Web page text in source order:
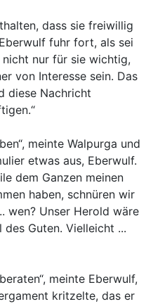
dass sie freiwillig
fuhr fort, als sei
nur für sie wichtig,
von Interesse sein. Das
diese Nachricht
meinte Walpurga und
etwas aus, Eberwulf.
dem Ganzen meinen
haben, schnüren wir
wen? Unser Herold wäre
Guten. Vielleicht ...
meinte Eberwulf,
kritzelte, das er